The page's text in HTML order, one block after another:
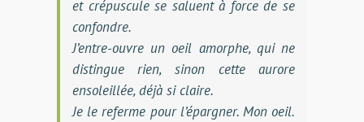
et crépuscule se saluent à force de se
confondre.
J’entre-ouvre un oeil amorphe, qui ne
distingue rien, sinon cette aurore
ensoleillée, déjà si claire.
Je le referme pour l’épargner. Mon oeil.